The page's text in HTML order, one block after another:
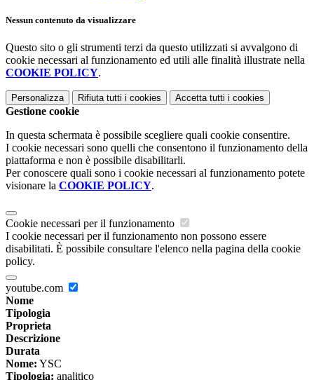
Nessun contenuto da visualizzare
Questo sito o gli strumenti terzi da questo utilizzati si avvalgono di
cookie necessari al funzionamento ed utili alle finalità illustrate nella
COOKIE POLICY.
Personalizza Rifiuta tutti i cookies Accetta tutti i cookies
Gestione cookie
In questa schermata è possibile scegliere quali cookie consentire.
I cookie necessari sono quelli che consentono il funzionamento della
piattaforma e non è possibile disabilitarli.
Per conoscere quali sono i cookie necessari al funzionamento potete
visionare la COOKIE POLICY.
Cookie necessari per il funzionamento
I cookie necessari per il funzionamento non possono essere
disabilitati. È possibile consultare l'elenco nella pagina della cookie
policy.
youtube.com
Nome
Tipologia
Proprieta
Descrizione
Durata
Nome: YSC
Tipologia: analitico